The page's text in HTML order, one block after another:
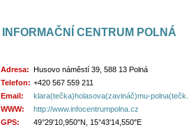
INFORMAČNÍ CENTRUM POLNÁ
Adresa: Husovo náměstí 39, 588 13 Polná
Telefon: +420 567 559 211
Email:
klara(tečka)holasova(zavináč)mu-
WWW:
http://www.infocentrumpolna.cz
GPS:
49°29'10,950"N, 15°43'14,550"E